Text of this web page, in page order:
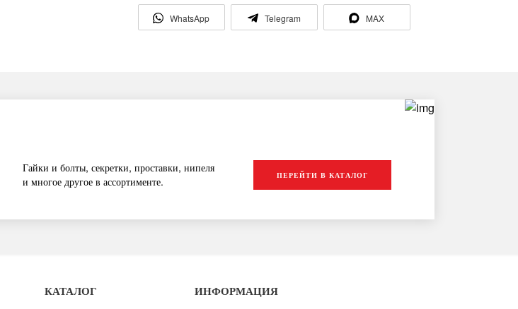
WhatsApp Telegram MAX
Гайки и болты, секретки, проставки, нипеля
и многое другое в ассортименте.
ПЕРЕЙТИ В КАТАЛОГ
КАТАЛОГ ИНФОРМАЦИЯ